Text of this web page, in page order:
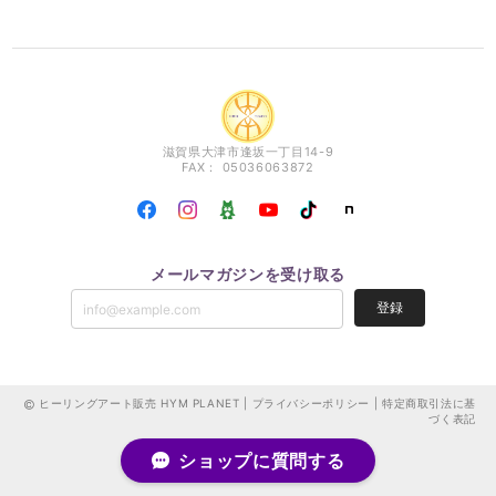
滋賀県大津市逢坂一丁目14-9
FAX： 05036063872
メールマガジンを受け取る
登録
ヒーリングアート販売 HYM PLANET | プライバシーポリシー
特定商取引法に基
づく表記
ショップに質問する